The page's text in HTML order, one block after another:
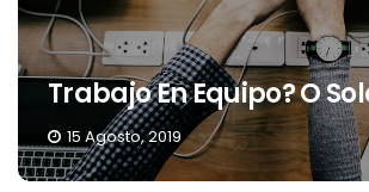
Trabajo En Equipo? O
15 Agosto, 2019